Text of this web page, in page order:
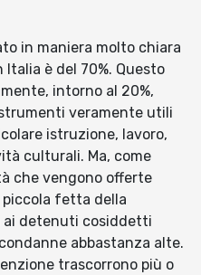
in maniera molto chiara
è del 70%. Questo
intorno al 20%,
veramente utili
istruzione, lavoro,
culturali. Ma, come
che vengono offerte
piccola fetta della
ai detenuti cosiddetti
abbastanza alte.
trascorrono più o